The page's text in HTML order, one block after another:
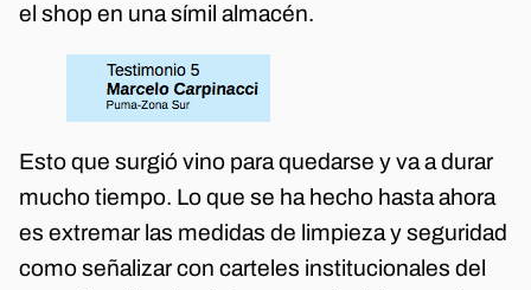
el shop en una símil almacén.
Esto que surgió vino para quedarse y va a durar
mucho tiempo. Lo que se ha hecho hasta ahora
es extremar las medidas de limpieza y seguridad
como señalizar con carteles institucionales del